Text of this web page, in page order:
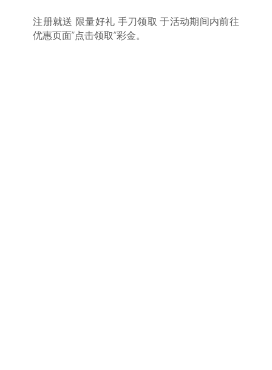
注册就送 限量好礼 手刀领取 于活动期间内前往
优惠页面”点击领取”彩金。